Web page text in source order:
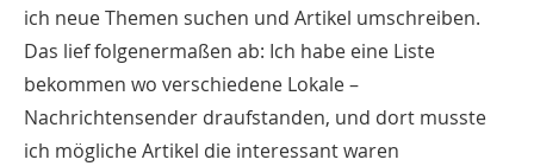
ich neue Themen suchen und Artikel umschreiben.
Das lief folgenermaßen ab: Ich habe eine Liste
bekommen wo verschiedene Lokale –
Nachrichtensender draufstanden, und dort musste
ich mögliche Artikel die interessant waren